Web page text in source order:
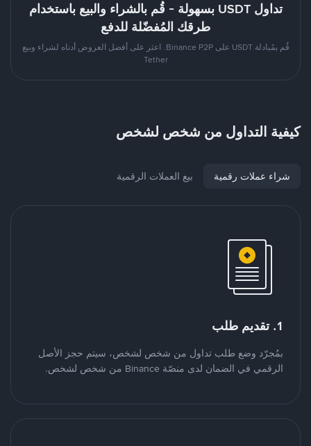
تداول USDT بسهولة - قُم بالشراء والبيع باستخدام
طرقك المُفضّلة للدفع
قُم بمُبادلة USDT على Binance P2P. اعثر على أفضل العروض أدناه لشراء وبيع
Tether
كيفية التداول من شخص لشخص
شراء عملات رقمية بيع العملات الرقمية
1. تقديم طلب
بمُجرّد وضع طلب تداول من شخص لشخص، سيتم حجز الأصل
الرقمي في الضمان لدى منصّة Binance من شخص لشخص.